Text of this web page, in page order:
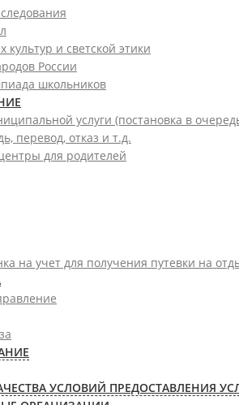
и светской этики
России
школьников
услуги (постановка в
перевод, отказ и т.д.
для родителей
на учет для получения путевки на
УСЛОВИЙ ПРЕДОСТАВЛЕНИЯ